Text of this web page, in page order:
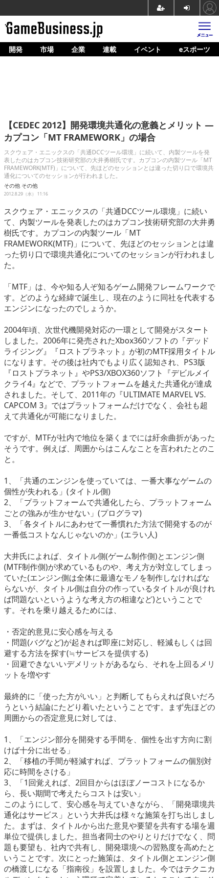
ホーム
企業動向
人材育成
産業政策
連載
イベント/セミナー
eスポーツ
開発 市場 企業 連載 イベント eスポーツ
【CEDEC 2012】開発環境共通化の意義とメリット ―
カプコン「MT FRAMEWORK」の場合
スクウェア・エニックスの「共通DCCツール環境」に続いて、内製ツールを発
表したのはカプコン技術研究部の大井勇樹氏です。カプコンの内製ツール「MT
FRAMEWORK(MTF)」について、先ほどのセッションとは違った切り口で環境共
通化についてのセッションが行われました。
その他 その他
2012.8.29（水） 11:16
スクウェア・エニックスの「共通DCCツール環境」に続い
て、内製ツールを発表したのはカプコン技術研究部の大井勇
樹氏です。カプコンの内製ツール「MT
FRAMEWORK(MTF)」について、先ほどのセッションとは違
った切り口で環境共通化についてのセッションが行われまし
た。
「MTF」は、今や知る人ぞ知るゲーム開発フレームワークで
す。どのような経緯で誕生し、現在のように同社を代表する
エンジンになったのでしょうか。
2004年頃、次世代機開発対応の一環として開発がスタート
しました。2006年に発売されたXbox360ソフトの『デッド
ライジング』『ロストプラネット』が初のMTF採用タイトル
になります。その後は社内でもより広く認知され、PS3版
『ロストプラネット』やPS3/XBOX360ソフト『デビルメイ
クライ4』などで、プラットフォームを越えた共通化が達成
されました。そして、2011年の『ULTIMATE MARVEL VS.
CAPCOM 3』ではプラットフォームだけでなく、会社も超
えて共通化が可能になりました。
ですが、MTFが社内で地位を築くまでには紆余曲折があった
そうです。例えば、周囲からはこんなことを言われたとのこ
と。
1、「共通のエンジンを使っていては、一番大事なゲームの
個性が失われる」(タイトル側)
2、「プラットフォームで共通化したら、プラットフォーム
ごとの強みが生かせない」(プログラマ)
3、「各タイトルにあわせて一番慣れた方法で開発するのが
一番低コストなんじゃないのか」(エラい人)
大井氏によれば、タイトル側(ゲーム制作側)とエンジン側
(MTF制作側)が求めているものや、考え方が対立してしまっ
ていた(エンジン側は全体に最適なモノを制作しなければな
らないが、タイトル側は自分の作っているタイトルが良けれ
ば問題ないというような考え方の相違など)ということで
す。それを乗り越えるためには、
・否定的意見に安心感を与える
・問題(バグなど)が起きれば即座に対応し、軽減もしくは回
避する方法を探す(≒サービスを提供する)
・回避できないいデメリットがあるなら、それを上回るメリ
ットを増やす
最終的に「使った方がいい」と判断してもらえれば良いだろ
うという結論にたどり着いたということです。まず先ほどの
周囲からの否定意見に対しては、
1、「エンジン部分を開発する手間を、個性を出す方向に割
けば十分に出せる」
2、「移植の手間が軽減すれば、プラットフォームの個別対
応に時間をさける」
3、「1回覚えれば、2回目からはほぼノーコストになるか
ら、長い期間で考えたらコストは安い」
このようにして、安心感を与えていきながら、「開発環境共
通化はサービス」という大井氏は様々な施策を打ち出しまし
た。まずは、タイトルから出た意見や要望を共有する場を週
単位で提供しました。担当者同士のやりとりだけでなく、問
題も要望も、社内で共有し、開発環境への習熟度を高めたと
いうことです。次にとった施策は、タイトル側とエンジン側
の橋渡しになる「指南役」を設置しました。今ではテクニカ